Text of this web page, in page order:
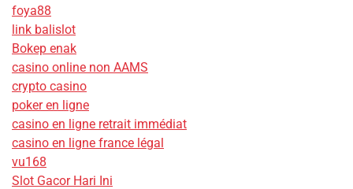
foya88
link balislot
Bokep enak
casino online non AAMS
crypto casino
poker en ligne
casino en ligne retrait immédiat
casino en ligne france légal
vu168
Slot Gacor Hari Ini